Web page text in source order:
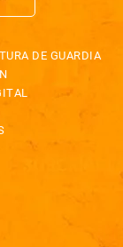
DE GUARDIA